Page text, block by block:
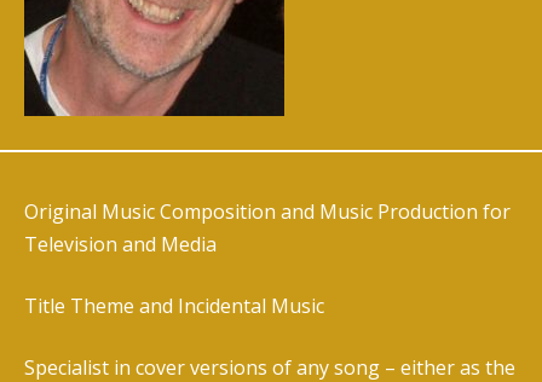
Original Music Composition and Music Production for
Television and Media
Title Theme and Incidental Music
Specialist in cover versions of any song – either as the